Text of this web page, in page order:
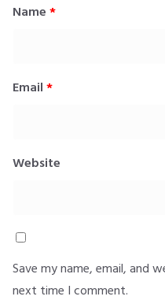
Name *
Email *
Website
Save my name, email, and
next time I comment.